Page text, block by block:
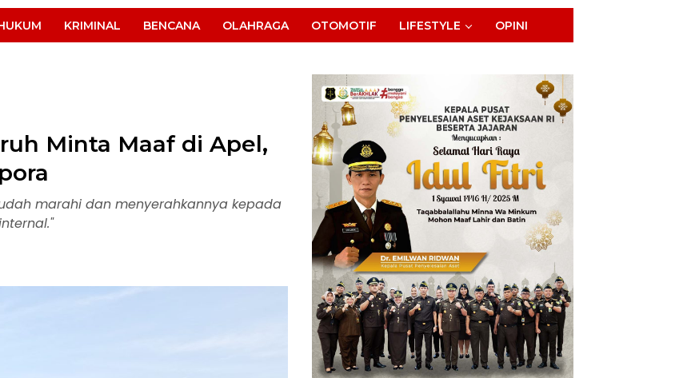
KRIMINAL BENCANA OLAHRAGA OTOMOTIF LIFESTYLE OPINI
Minta Maaf di Apel,
marahi dan menyerahkannya kepada